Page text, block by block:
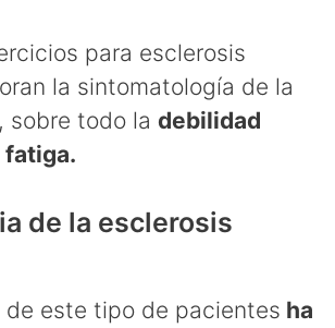
para esclerosis
la sintomatología de la
sobre todo la debilidad
fatiga.
de la esclerosis
de este tipo de pacientes ha